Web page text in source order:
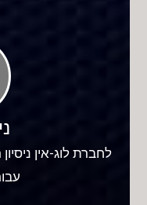
לחברת לוג-אין